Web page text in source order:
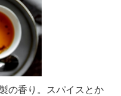
の香り。スパイスとか